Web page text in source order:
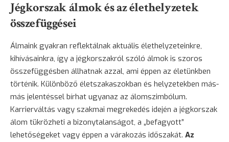
Jégkorszak álmok és az élethelyzetek
összefüggései
Álmaink gyakran reflektálnak aktuális élethelyzeteinkre,
kihívásainkra, így a jégkorszakról szóló álmok is szoros
összefüggésben állhatnak azzal, ami éppen az életünkben
történik. Különböző életszakaszokban és helyzetekben más-
más jelentéssel bírhat ugyanaz az álomszimbólum.
Karrierváltás vagy szakmai megrekedés idején a jégkorszak
álom tükrözheti a bizonytalanságot, a „befagyott”
lehetőségeket vagy éppen a várakozás időszakát. Az